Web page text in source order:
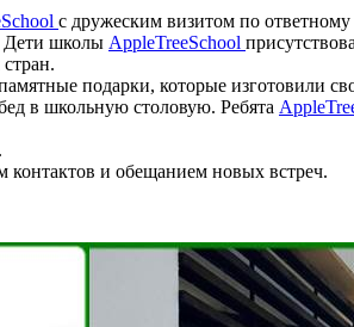
с дружеским визитом по
Дети школы AppleTreeSchool
подарки, которые изготовили
в школьную столовую. Ребята
контактов и обещанием новых встреч.